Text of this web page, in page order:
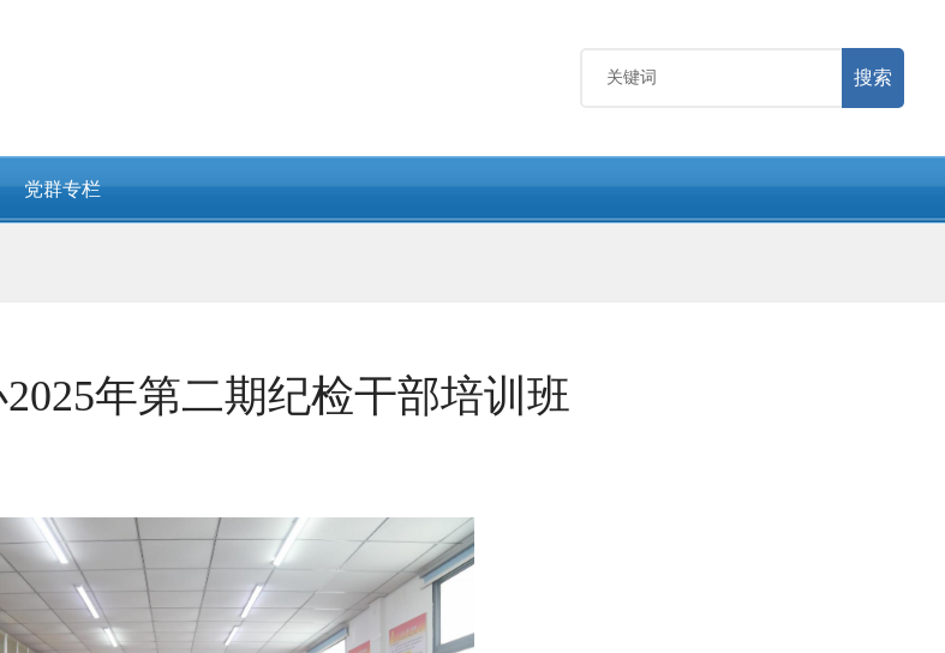
搜索
党群专栏
年第二期纪检干部培训班